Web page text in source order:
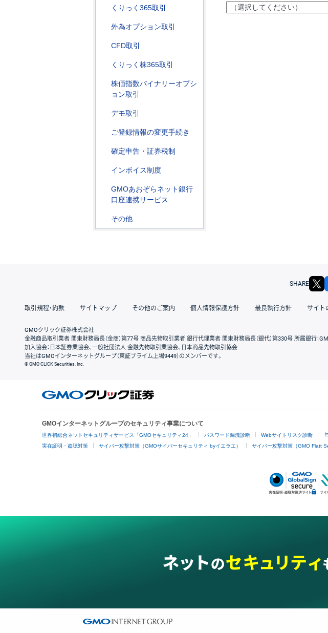
くりっく365取引
外為オプション取引
CFD取引
くりっく株365取引
株価指数バイナリーオプシ
ョン取引
デモ取引
ご登録情報の変更手続き
確定申告・証券税制
インボイス制度
GMOあおぞらネット銀行
口座連携サービス
その他
SHARE
取引規程・約款 サイトマップ その他のご案内 個人情報保護方針 最良執行方針 サイト
GMOクリック証券株式会社
金融商品取引業者 関東財務局長（金商）第77号 商品先物取引業者 銀行代理業者 関東財務局長（銀代）第330号 所属銀行：
加入協会：日本証券業協会、一般社団法人 金融先物取引業協会、日本商品先物取引協会
当社はGMOインターネットグループ（東証プライム上場9449）のメンバーです。
© GMO CLICK Securities, Inc.
GMOインターネットグループのセキュリティ事業について
世界初総合ネットセキュリティサービス「GMOセキュリティ24」 パスワード漏洩診断 Webサイトリスク診断
実在証明・盗聴対策 サイバー攻撃対策（GMOサイバーセキュリティ byイエラエ） サイバー攻撃対策（GMO Flatt